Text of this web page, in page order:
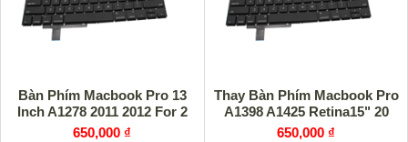
Bàn Phím Macbook Pro 13
Inch A1278 2011 2012 For 2
650,000 ₫
Thay Bàn Phím Macbook Pro
A1398 A1425 Retina15" 20
650,000 ₫